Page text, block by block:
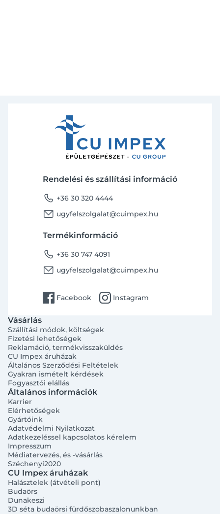
Rendelési és szállítási információ
phone +36 30 320 4444
email ugyfelszolgalat@cuimpex.hu
Termékinformáció
phone +36 30 747 4091
email ugyfelszolgalat@cuimpex.hu
facebook Facebook instagram Instagram
Vásárlás
Szállítási módok, költségek
Fizetési lehetőségek
Reklamáció, termékvisszaküldés
CU Impex áruházak
Általános Szerződési Feltételek
Gyakran ismételt kérdések
Fogyasztói elállás
Általános információk
Karrier
Elérhetőségek
Gyártóink
Adatvédelmi Nyilatkozat
Adatkezeléssel kapcsolatos kérelem
Impresszum
Médiatervezés, és -vásárlás
Széchenyi2020
CU Impex áruházak
Halásztelek (átvételi pont)
Budaörs
Dunakeszi
3D séta budaörsi fürdőszobaszalonunkban